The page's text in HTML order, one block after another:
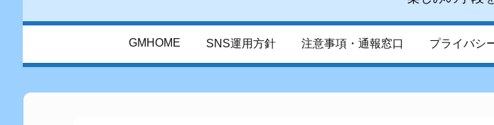
GMHOME SNS運用方針 注意事項・通報窓口 プライバシ